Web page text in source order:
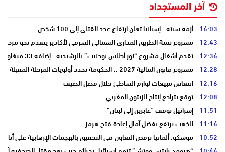
آخر المستجداد
16:03 أزمة سبتة.. إسبانيا تعلن ارتفاع عدد القتلى إلى 100 شخص
12:43 مشروع تتمة الطريق المداري الشمالي الشرقي لأكادير يتقدم نحو مرحلة
12:36 تقدم أشغال مشروع “نور أطلس بودنيب” بالرشيدية.. إضافة 33 ميغاوات إلى الشبكة الوطنية
12:28 مشروع قانون المالية 2027 .. الحكومة تحدد أولويات المرحلة المقبلة
12:16 انتعاش مبيعات لوازم الشاطئ خلال فصل الصيف
12:08 توقع بتراجع إنتاج الزيتون المغربي
11:51 إسرائيل توقف “عابرين إلى لبنان”
11:16 الذهب يرتفع بفضل آمال إعادة فتح هرمز
10:52 موسكو: ألمانيا ترفض التعاون في التحقيق بالهجمات الإرهابية على